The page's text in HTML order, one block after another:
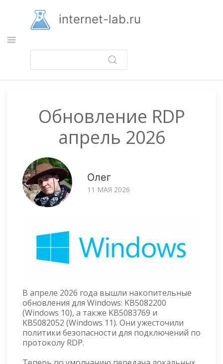
основному
содержанию
internet-lab.ru
Обновление RDP
апрель 2026
Олег
11 МАЯ 2026
В апреле 2026 года вышли накопительные
обновления для Windows: KB5082200
(Windows 10), а также KB5083769 и
KB5082052 (Windows 11). Они ужесточили
политики безопасности для подключений по
протоколу RDP.